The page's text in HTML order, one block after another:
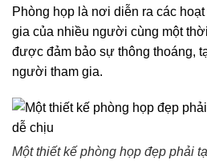
Phòng họp là nơi diễn ra các
gia của nhiều người cùng một
được đảm bảo sự thông thoáng,
người tham gia.
Một thiết kế phòng họp đẹp phải